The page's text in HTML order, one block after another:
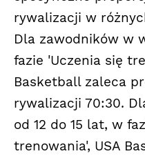
rywalizacji w
Dla zawodników w
fazie 'Uczenia się
Basketball zaleca
rywalizacji 70:30.
od 12 do 15 lat, w
trenowania', USA